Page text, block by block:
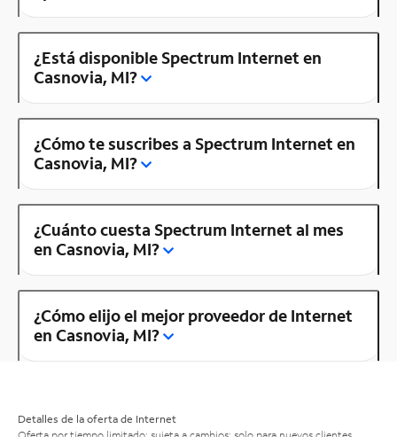
¿Está disponible Spectrum Internet en
Casnovia, MI?
¿Cómo te suscribes a Spectrum Internet en
Casnovia, MI?
¿Cuánto cuesta Spectrum Internet al mes
en Casnovia, MI?
¿Cómo elijo el mejor proveedor de Internet
en Casnovia, MI?
Detalles de la oferta de Internet